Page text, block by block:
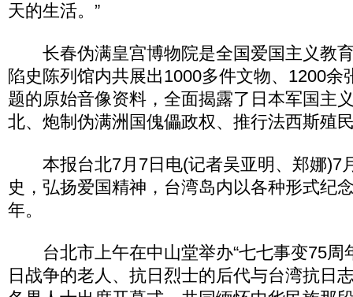
天的生活。”
长春伪满皇宫博物院是全国爱国主义教
陷史陈列馆内共展出1000多件文物、1200余
题的原始音像资料，全面揭露了日本军国主
北、炮制伪满洲国傀儡政权、推行法西斯殖
本报台北7月7日电(记者吴亚明、郑娜)7
史，弘扬爱国精神，台湾岛内以各种形式纪
年。
台北市上午在中山堂举办“七七事变75周
日战争的老人、抗日烈士的后代与台湾抗日